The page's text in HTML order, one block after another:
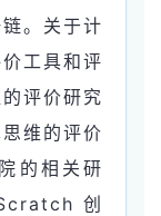
。关于计
工具和评
评价研究
维的评价
的相关研
创